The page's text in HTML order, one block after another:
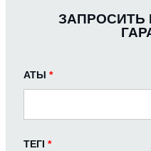
АТЫ *
ТЕГІ *